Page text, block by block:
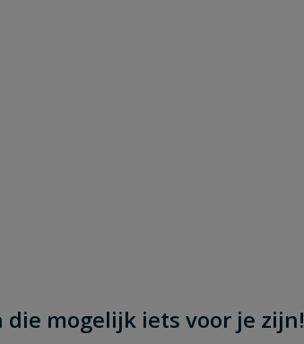
mogelijk iets voor je zijn!